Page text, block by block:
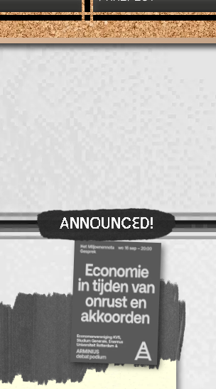
DE ROTOWN
ANNOUNCED!